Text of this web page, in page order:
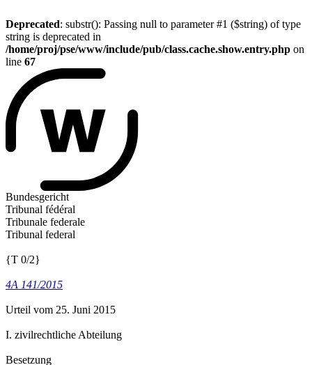
Deprecated: substr(): Passing null to parameter #1 ($string) of type
string is deprecated in
/home/proj/pse/www/include/pub/class.cache.show.entry.php on
line 67
Bundesgericht
Tribunal fédéral
Tribunale federale
Tribunal federal
{T 0/2}
4A 141/2015
Urteil vom 25. Juni 2015
I. zivilrechtliche Abteilung
Besetzung